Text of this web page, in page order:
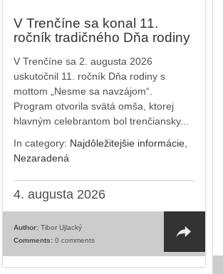
V Trenčíne sa konal 11.
ročník tradičného Dňa rodiny
V Trenčíne sa 2. augusta 2026
uskutočnil 11. ročník Dňa rodiny s
mottom „Nesme sa navzájom“.
Program otvorila svätá omša, ktorej
hlavným celebrantom bol trenčiansky...
In category: Najdôležitejšie informácie
Nezaradená
4. augusta 2026
Author: Tibor Ujlacký
Comments: 0 comments